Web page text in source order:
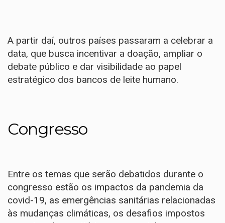
A partir daí, outros países passaram a celebrar a
data, que busca incentivar a doação, ampliar o
debate público e dar visibilidade ao papel
estratégico dos bancos de leite humano.
Congresso
Entre os temas que serão debatidos durante o
congresso estão os impactos da pandemia da
covid-19, as emergências sanitárias relacionadas
às mudanças climáticas, os desafios impostos